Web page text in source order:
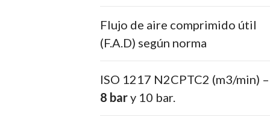
Flujo de aire comprimido útil
(F.A.D) según norma
ISO 1217 N2CPTC2 (m3/min)
8 bary 10 bar.